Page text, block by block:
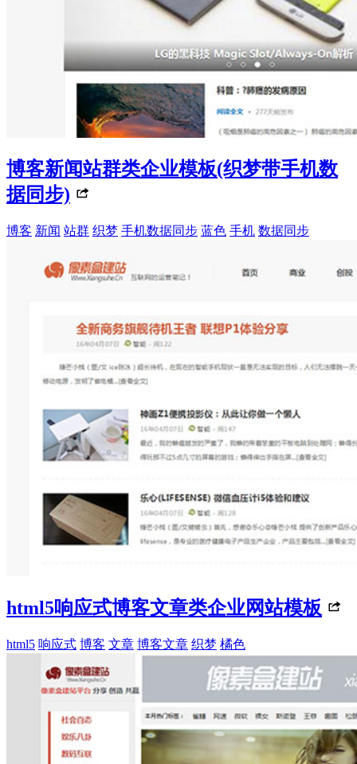
博客新闻站群类企业模板(织梦带手机数
据同步)
博客 新闻 站群 织梦 手机数据同步 蓝色 手机 数据同步
html5响应式博客文章类企业网站模板
html5 响应式 博客 文章 博客文章 织梦 橘色